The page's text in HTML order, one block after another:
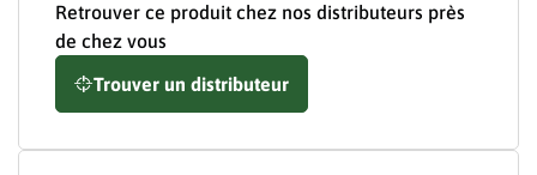
Retrouver ce produit chez nos distributeurs près
de chez vous
Trouver un distributeur